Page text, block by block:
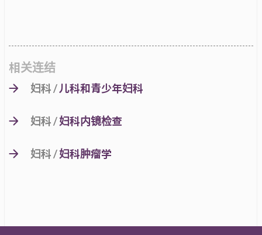
相关连结
妇科 /儿科和青少年妇科
妇科 /妇科内镜检查
妇科 /妇科肿瘤学